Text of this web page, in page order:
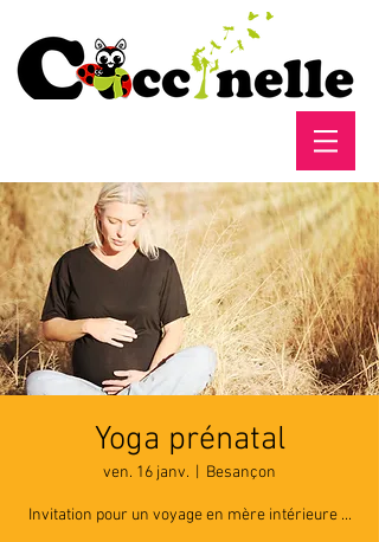
Yoga prénatal
ven. 16 janv. Besançon
Invitation pour un voyage en mère intérieure ...